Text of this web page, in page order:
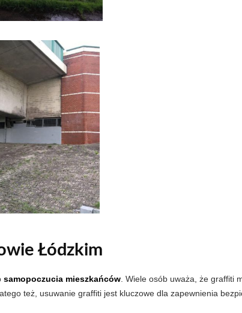
Łódzkim
samopoczucia mieszkańców . Wiele osób uważa, że graffiti
też, usuwanie graffiti jest kluczowe dla zapewnienia